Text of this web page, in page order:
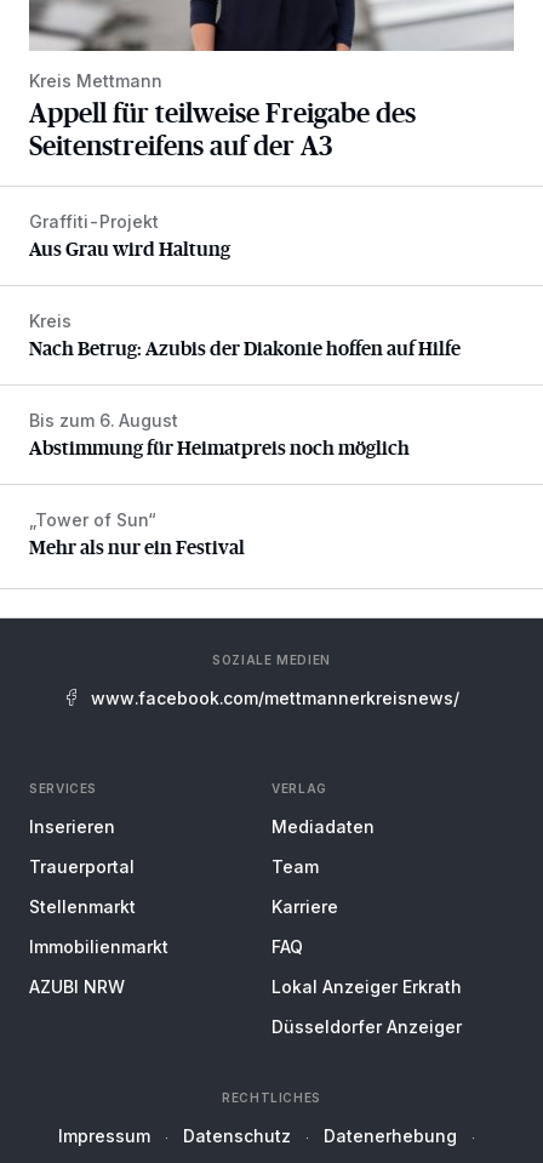
Kreis Mettmann
Appell für teilweise Freigabe des
Seitenstreifens auf der A3
Aus Grau wird Haltung
Graffiti-Projekt
Aus Grau wird Haltung
Nach Betrug: Azubis der Diakonie hoffen auf Hilfe
Kreis
Nach Betrug: Azubis der Diakonie hoffen auf Hilfe
Abstimmung für Heimatpreis noch möglich
Bis zum 6. August
Abstimmung für Heimatpreis noch möglich
Mehr als nur ein Festival
„Tower of Sun“
Mehr als nur ein Festival
SOZIALE MEDIEN
www.facebook.com/mettmannerkreisnews/
SERVICES
Inserieren
Trauerportal
Stellenmarkt
Immobilienmarkt
AZUBI NRW
VERLAG
Mediadaten
Team
Karriere
FAQ
Lokal Anzeiger Erkrath
Düsseldorfer Anzeiger
RECHTLICHES
Impressum Datenschutz Datenerhebung